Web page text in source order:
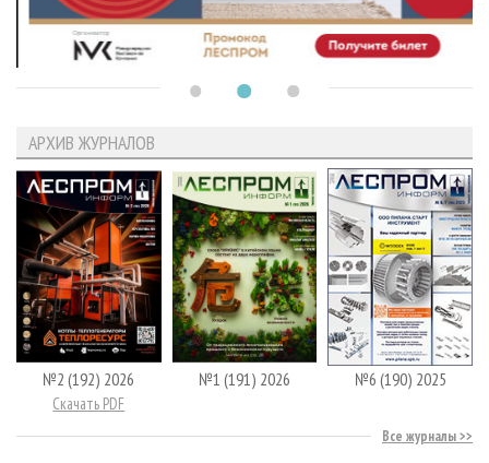
АРХИВ ЖУРНАЛОВ
№2 (192) 2026
Скачать PDF
№1 (191) 2026 №6 (190) 2025
Все журналы